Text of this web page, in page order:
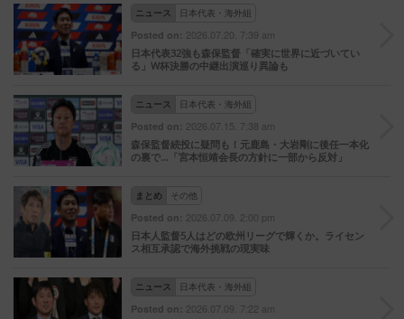
ニュース 日本代表・海外組
Posted on: 2026.07.20. 7:39 am
日本代表32強も森保監督「確実に世界に近づいてい
る」W杯決勝の中継出演巡り異論も
ニュース 日本代表・海外組
Posted on: 2026.07.15. 7:38 am
森保監督続投に疑問も！元鹿島・大岩剛に後任一本化
の裏で…「宮本恒靖会長の方針に一部から反対」
まとめ その他
Posted on: 2026.07.09. 2:00 pm
日本人監督5人はどの欧州リーグで輝くか。ライセン
ス相互承認で海外挑戦の現実味
ニュース 日本代表・海外組
Posted on: 2026.07.09. 7:22 am